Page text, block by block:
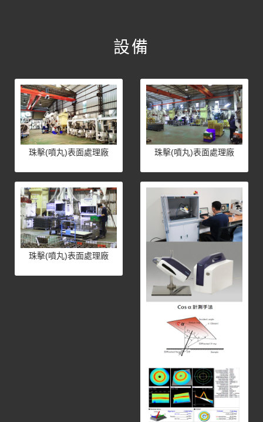
設備
珠擊(噴丸)表面處理廠 珠擊(噴丸)表面處理廠
珠擊(噴丸)表面處理廠